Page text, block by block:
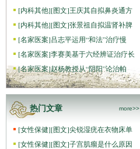
[内科其他][图文]王庆其自拟鼻炎通方
[内科其他][图文]张景祖自拟温肾补脾
[名家医案]吕志平运用“和法”治疗慢
[名家医案]李赛美基于六经辨证治疗长
[名家医案]赵杨教授从“阴阳”论治帕
热门文章 more>>
[女性保健][图文]尖锐湿疣在衣物床单
[女性保健][图文]子宫肌瘤是什么原因